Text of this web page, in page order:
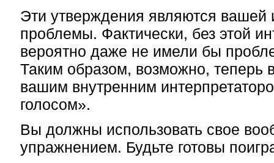
Эти утверждения являются вашей
проблемы. Фактически, без этой
вероятно даже не имели бы
Таким образом, возможно, теперь
вашим внутренним
голосом».
Вы должны использовать свое
упражнением. Будьте готовы